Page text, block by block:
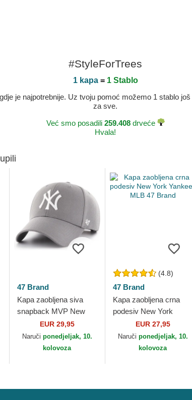
#StyleForTrees
1 kapa= 1 Stablo
je najpotrebnije. Uz tvoju pomoć možemo 1 stablo
za sve.
Već smo posadili 259.408drveće
Hvala!
47 Brand
Kapa zaobljena siva
snapback MVP New
York Yankees MLB 47
Brand
EUR 29,95
Naruči ponedjeljak, 10.
kolovoza
(4.8)
47 Brand
Kapa zaobljena crna
podesiv New York
Yankees MLB 47 Brand
EUR 27,95
Naruči ponedjeljak, 10.
kolovoza